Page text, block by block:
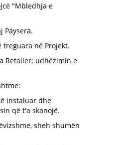
"Mbledhja e
Paysera.
në Projekt.
Retailer; udhëzimin e
instaluar dhe
që t'a skanojë.
sheh shumën